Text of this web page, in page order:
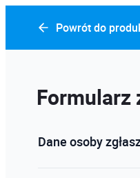
Powrót do
Formularz
Dane osoby